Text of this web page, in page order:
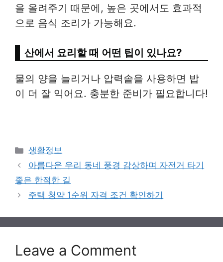
을 올려주기 때문에, 높은 곳에서도 효과적
으로 음식 조리가 가능해요.
산에서 요리할 때 어떤 팁이 있나요?
물의 양을 늘리거나 압력솥을 사용하면 밥
이 더 잘 익어요. 충분한 준비가 필요합니다!
Categories
생활정보
아름다운 우리 동네 풍경 감상하며 자전거 타기
좋은 한적한 길
주택 청약 1순위 자격 조건 확인하기
Leave a Comment